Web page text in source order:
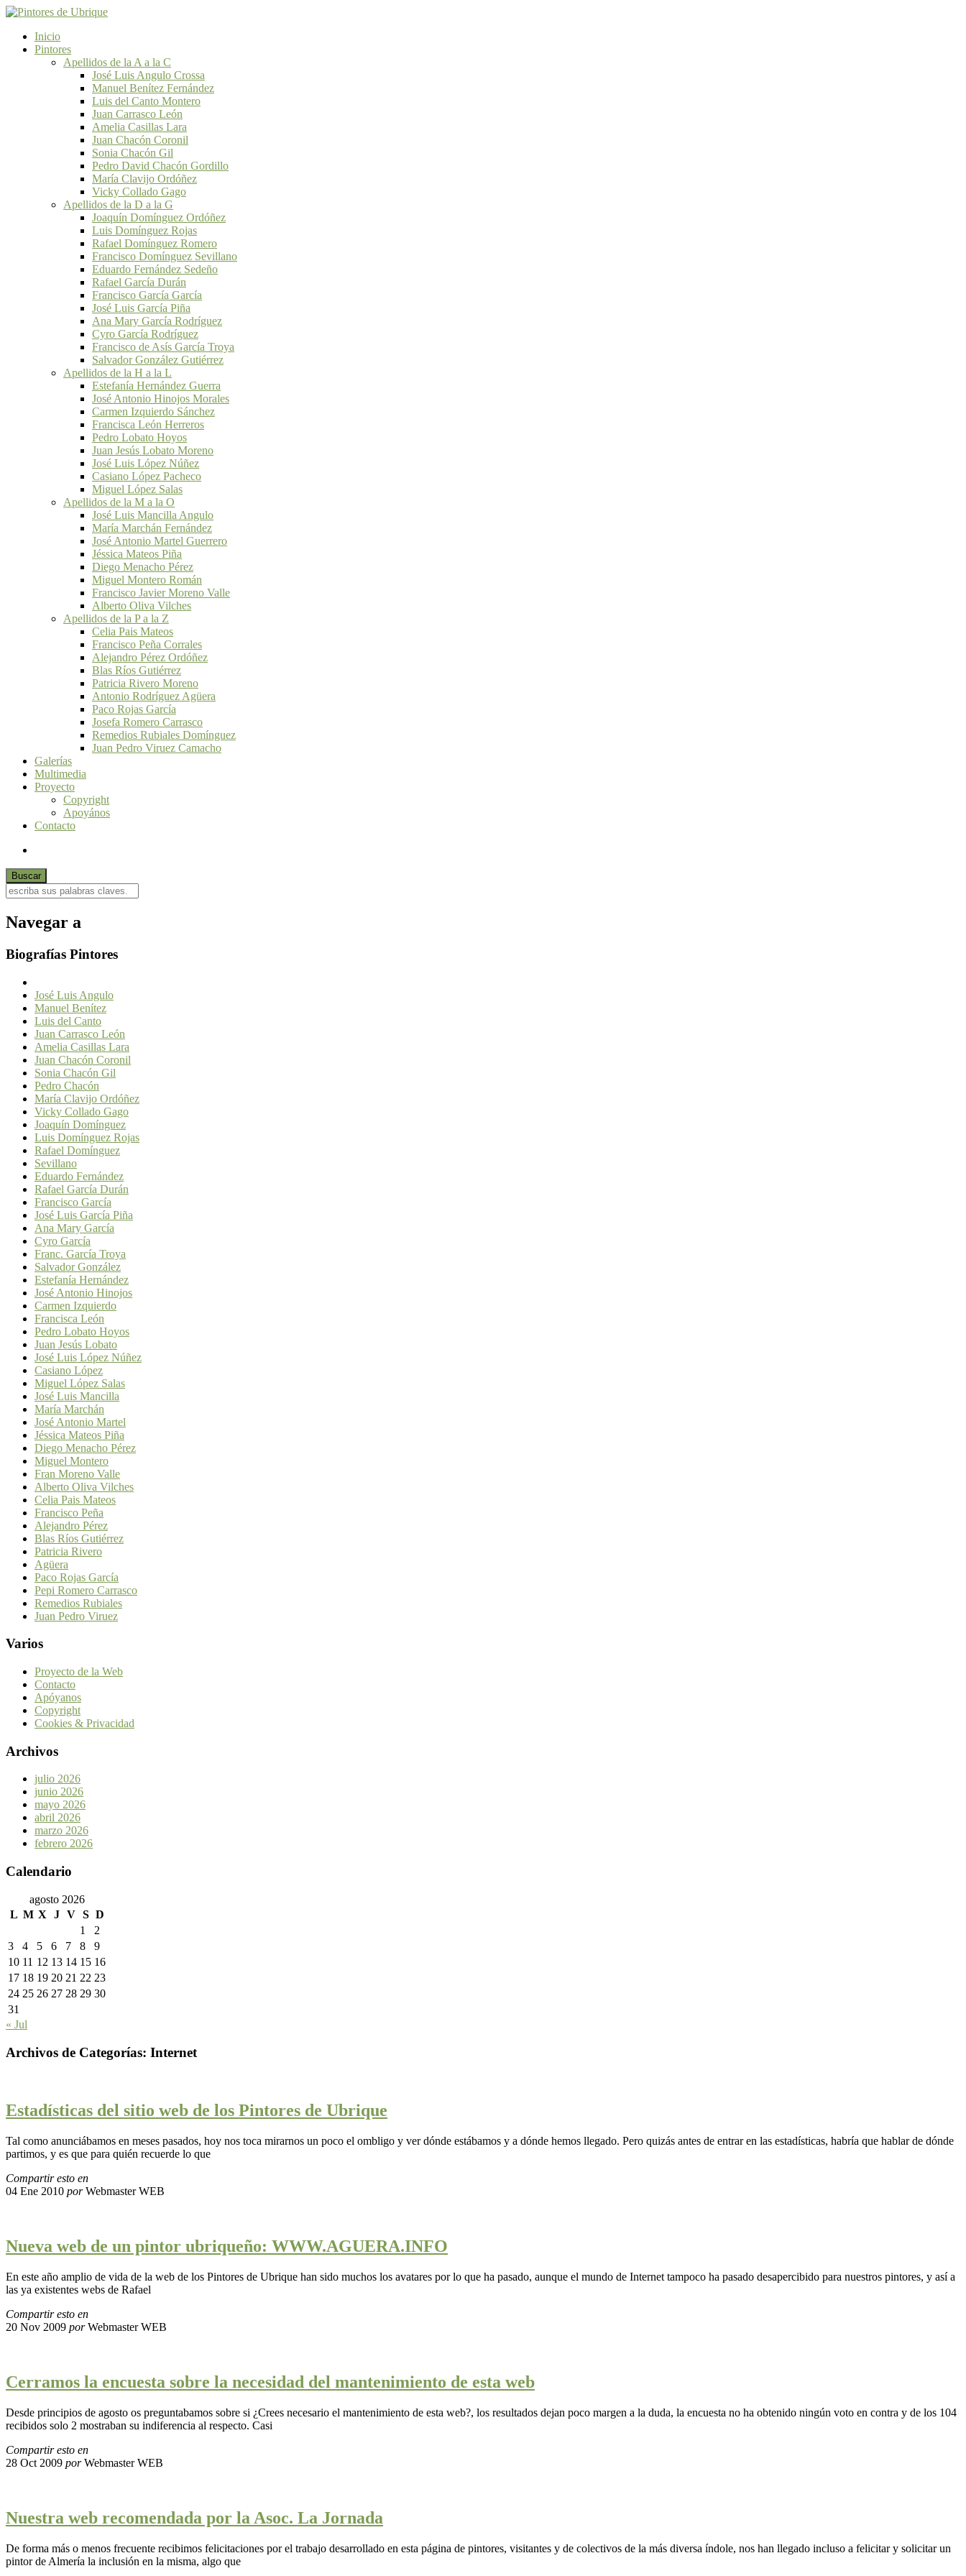
Inicio
Pintores
Apellidos de la A a la C
José Luis Angulo Crossa
Manuel Benítez Fernández
Luis del Canto Montero
Juan Carrasco León
Amelia Casillas Lara
Juan Chacón Coronil
Sonia Chacón Gil
Pedro David Chacón Gordillo
María Clavijo Ordóñez
Vicky Collado Gago
Apellidos de la D a la G
Joaquín Domínguez Ordóñez
Luis Domínguez Rojas
Rafael Domínguez Romero
Francisco Domínguez Sevillano
Eduardo Fernández Sedeño
Rafael García Durán
Francisco García García
José Luis García Piña
Ana Mary García Rodríguez
Cyro García Rodríguez
Francisco de Asís García Troya
Salvador González Gutiérrez
Apellidos de la H a la L
Estefanía Hernández Guerra
José Antonio Hinojos Morales
Carmen Izquierdo Sánchez
Francisca León Herreros
Pedro Lobato Hoyos
Juan Jesús Lobato Moreno
José Luis López Núñez
Casiano López Pacheco
Miguel López Salas
Apellidos de la M a la O
José Luis Mancilla Angulo
María Marchán Fernández
José Antonio Martel Guerrero
Jéssica Mateos Piña
Diego Menacho Pérez
Miguel Montero Román
Francisco Javier Moreno Valle
Alberto Oliva Vilches
Apellidos de la P a la Z
Celia Pais Mateos
Francisco Peña Corrales
Alejandro Pérez Ordóñez
Blas Ríos Gutiérrez
Patricia Rivero Moreno
Antonio Rodríguez Agüera
Paco Rojas García
Josefa Romero Carrasco
Remedios Rubiales Domínguez
Juan Pedro Viruez Camacho
Galerías
Multimedia
Proyecto
Copyright
Apoyános
Contacto
Navegar a
Biografías Pintores
José Luis Angulo
Manuel Benítez
Luis del Canto
Juan Carrasco León
Amelia Casillas Lara
Juan Chacón Coronil
Sonia Chacón Gil
Pedro Chacón
María Clavijo Ordóñez
Vicky Collado Gago
Joaquín Domínguez
Luis Domínguez Rojas
Rafael Domínguez
Sevillano
Eduardo Fernández
Rafael García Durán
Francisco García
José Luis García Piña
Ana Mary García
Cyro García
Franc. García Troya
Salvador González
Estefanía Hernández
José Antonio Hinojos
Carmen Izquierdo
Francisca León
Pedro Lobato Hoyos
Juan Jesús Lobato
José Luis López Núñez
Casiano López
Miguel López Salas
José Luis Mancilla
María Marchán
José Antonio Martel
Jéssica Mateos Piña
Diego Menacho Pérez
Miguel Montero
Fran Moreno Valle
Alberto Oliva Vilches
Celia Pais Mateos
Francisco Peña
Alejandro Pérez
Blas Ríos Gutiérrez
Patricia Rivero
Agüera
Paco Rojas García
Pepi Romero Carrasco
Remedios Rubiales
Juan Pedro Viruez
Varios
Proyecto de la Web
Contacto
Apóyanos
Copyright
Cookies & Privacidad
Archivos
julio 2026
junio 2026
mayo 2026
abril 2026
marzo 2026
febrero 2026
Calendario
agosto 2026
L M X J V S D
1
2
3
4 5 6 7 8
9
10 11 12 13 14 15 16
17 18 19 20 21 22 23
24 25 26 27 28 29 30
31
« Jul
Archivos de Categorías: Internet
Estadísticas del sitio web de los Pintores de Ubrique
Tal como anunciábamos en meses pasados, hoy nos toca mirarnos un poco el ombligo y ver dónde estábamos y a dónde hemos llegado. Pero quizás antes de entrar en las estadísticas, habría que hablar de dónde
partimos, y es que para quién recuerde lo que
Compartir esto en
04 Ene 2010 porWebmaster WEB
Nueva web de un pintor ubriqueño: WWW.AGUERA.INFO
En este año amplio de vida de la web de los Pintores de Ubrique han sido muchos los avatares por lo que ha pasado, aunque el mundo de Internet tampoco ha pasado desapercibido para nuestros pintores, y así a
las ya existentes webs de Rafael
Compartir esto en
20 Nov 2009 porWebmaster WEB
Cerramos la encuesta sobre la necesidad del mantenimiento de esta web
Desde principios de agosto os preguntabamos sobre si ¿Crees necesario el mantenimiento de esta web?, los resultados dejan poco margen a la duda, la encuesta no ha obtenido ningún voto en contra y de los 104
recibidos solo 2 mostraban su indiferencia al respecto. Casi
Compartir esto en
28 Oct 2009 porWebmaster WEB
Nuestra web recomendada por la Asoc. La Jornada
De forma más o menos frecuente recibimos felicitaciones por el trabajo desarrollado en esta página de pintores, visitantes y de colectivos de la más diversa índole, nos han llegado incluso a felicitar y solicitar un
pintor de Almería la inclusión en la misma, algo que